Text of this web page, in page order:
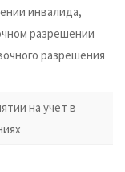
инвалида,
разрешении
разрешения
на учет в